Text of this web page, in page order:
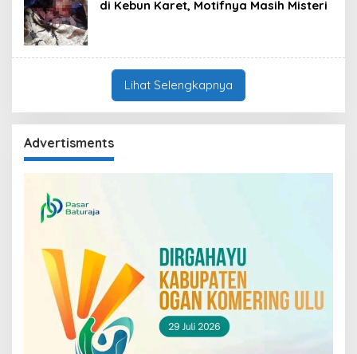
di Kebun Karet, Motifnya Masih Misteri
Lihat Selengkapnya
Advertisments